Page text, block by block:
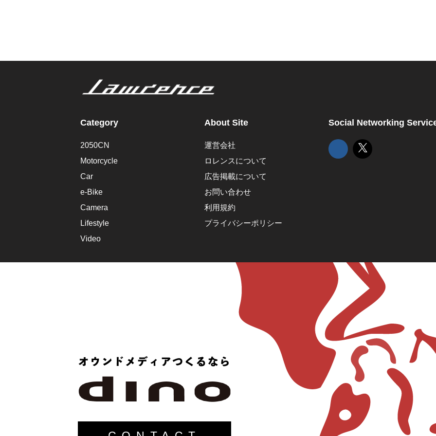
Category
2050CN
Motorcycle
Car
e-Bike
Camera
Lifestyle
Video
About Site
運営会社
ロレンスについて
広告掲載について
お問い合わせ
利用規約
プライバシーポリシー
Social Networking